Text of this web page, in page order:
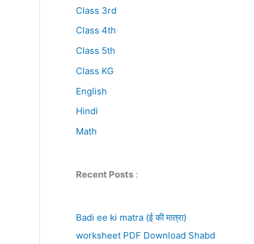
Class 3rd
Class 4th
Class 5th
Class KG
English
Hindi
Math
Recent Posts:
Badi ee ki matra (ई की मात्रा)
worksheet PDF Download Shabd